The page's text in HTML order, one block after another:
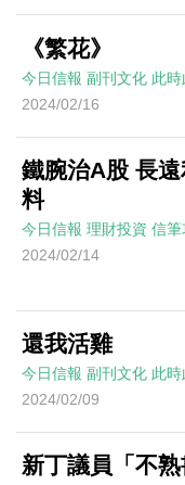
《繁花》
今日信報 副刊文化 此時
2024/02/16
鐵腕治A股 長
料
今日信報 理財投資 信筆
2024/02/14
還我活雞
今日信報 副刊文化 此時
2024/02/09
新丁議員「不熟